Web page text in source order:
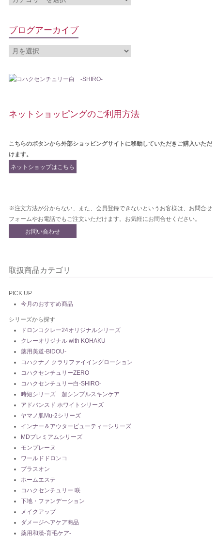
ブログアーカイブ
ネットショッピングのご利用方法
こちらのボタンから外部ショッピングサイトに移動していただきご購入いただ
けます。
ネットショップはこちら
※注文方法が分からない、また、会員登録できないというお客様は、お問合せ
フォームやお電話でもご注文いただけます。お気軽にお問合せください。
お問い合わせ
取扱商品カテゴリ
PICK UP
今月のおすすめ商品
シリーズから探す
ドロンコクレー24オリジナルシリーズ
クレーオリジナル with KOHAKU
薬用美道-BIDOU-
コハクナノ クラリファイイングローション
コハクセンチュリーZERO
コハクセンチュリー白-SHIRO-
時短シリーズ 超シンプルスキンケア
アドバンスド ホワイトシリーズ
ヤマノ肌Mu-2シリーズ
インナー＆アウタービューティーシリーズ
MDプレミアムシリーズ
モンプレーヌ
ワールドドロンコ
プラスオン
ホームエステ
コハクセンチュリー 咲
下地・ファンデーション
メイクアップ
ダメージヘアケア商品
薬用和漢-育毛ケア-